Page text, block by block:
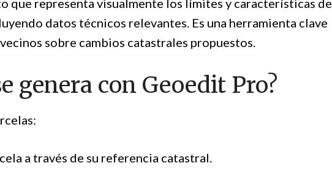
que representa visualmente los límites y características de
datos técnicos relevantes. Es una herramienta clave
sobre cambios catastrales propuestos.
genera con Geoedit Pro?
a través de su referencia catastral.